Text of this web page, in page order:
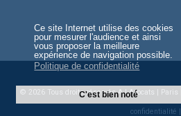
Ce site Internet utilise des cookies
pour mesurer l'audience et ainsi
vous proposer la meilleure
expérience de navigation possible.
Politique de confidentialité
C'est bien noté
© 2026 Tous droits réservés AJ Avocats | Paris |
confidentialité |